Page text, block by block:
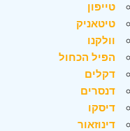
טייפון
טיטאניק
וולקנו
הפיל הכחול
דקלים
דנסרים
דיסקו
דינוזאור